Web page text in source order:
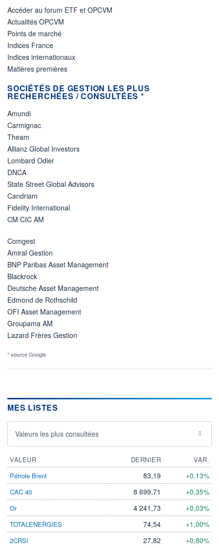
Accéder au forum ETF et OPCVM
Actualités OPCVM
Points de marché
Indices France
Indices internationaux
Matières premières
SOCIÉTÉS DE GESTION LES PLUS
RECHERCHÉES / CONSULTÉES *
Amundi
Carmignac
Theam
Allianz Global Investors
Lombard Odier
DNCA
State Street Global Advisors
Candriam
Fidelity International
CM CIC AM
Comgest
Amiral Gestion
BNP Paribas Asset Management
Blackrock
Deutsche Asset Management
Edmond de Rothschild
OFI Asset Management
Groupama AM
Lazard Frères Gestion
* source Google
MES LISTES
Valeurs les plus consultées
VALEUR DERNIER
VAR.
Pétrole Brent
83,19 +0,13%
CAC 40 8 699,71 +0,35%
Or 4 241,73 +0,03%
TOTALENERGIES 74,54 +1,00%
2CRSI 27,82 +0,80%